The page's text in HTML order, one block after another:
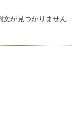
文が見つかりません